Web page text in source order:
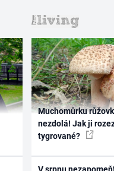
Muchomůrku
nezdolá! Jak ji
tygrované?